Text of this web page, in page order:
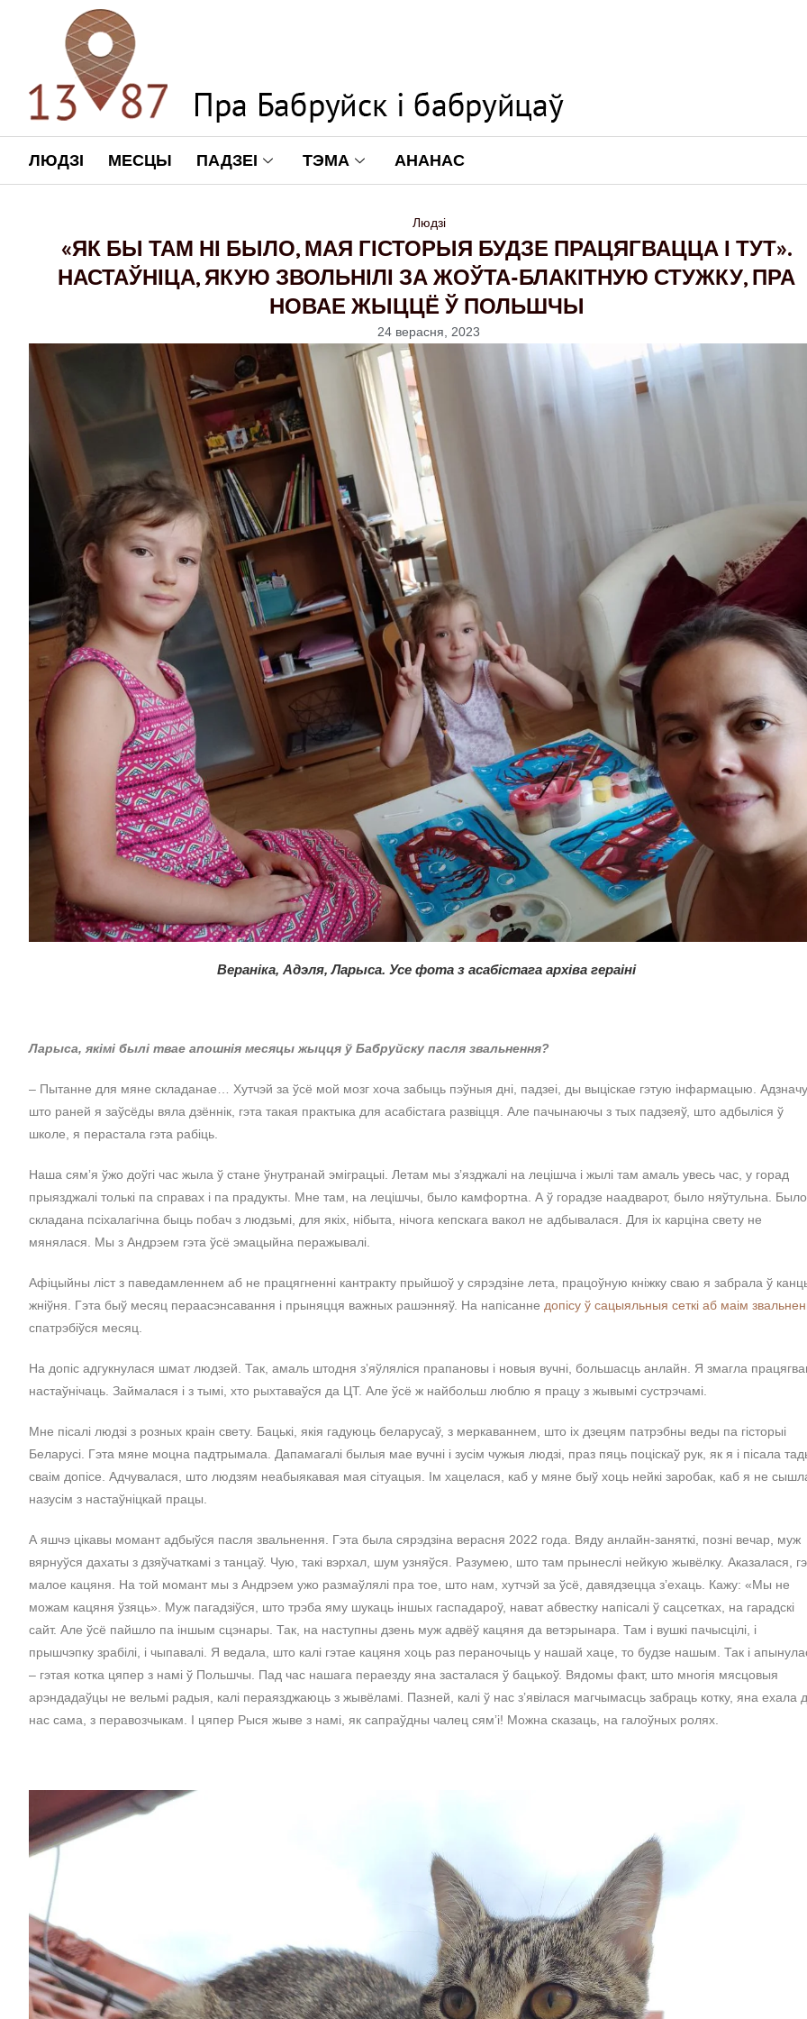
ЛЮДЗІ МЕСЦЫ ПАДЗЕІ ТЭМА АНАНАС
Людзі
«ЯК БЫ ТАМ НІ БЫЛО, МАЯ ГІСТОРЫЯ БУДЗЕ ПРАЦЯГВАЦЦА І ТУТ».
НАСТАЎНІЦА, ЯКУЮ ЗВОЛЬНІЛІ ЗА ЖОЎТА-БЛАКІТНУЮ СТУЖКУ, ПРА
НОВАЕ ЖЫЦЦЁ Ў ПОЛЬШЧЫ
24 верасня, 2023
Вераніка, Адэля, Ларыса. Усе фота з асабістага архіва гераіні
Ларыса, якімі былі твае апошнія месяцы жыцця ў Бабруйску пасля звальнення?
– Пытанне для мяне складанае… Хутчэй за ўсё мой мозг хоча забыць пэўныя дні, падзеі, ды выціскае гэтую інфармацыю. Адзначу,
што раней я заўсёды вяла дзённік, гэта такая практыка для асабістага развіцця. Але пачынаючы з тых падзеяў, што адбыліся ў
школе, я перастала гэта рабіць.
Наша сямʼя ўжо доўгі час жыла ў стане ўнутранай эміграцыі. Летам мы зʼязджалі на лецішча і жылі там амаль увесь час, у горад
прыязджалі толькі па справах і па прадукты. Мне там, на лецішчы, было камфортна. А ў горадзе наадварот, было няўтульна. Было
складана псіхалагічна быць побач з людзьмі, для якіх, нібыта, нічога кепскага вакол не адбывалася. Для іх карціна свету не
мянялася. Мы з Андрэем гэта ўсё эмацыйна перажывалі.
Афіцыйны ліст з паведамленнем аб не працягненні кантракту прыйшоў у сярэдзіне лета, працоўную кніжку сваю я забрала ў
жніўня. Гэта быў месяц пераасэнсавання і прыняцця важных рашэнняў. На напісанне допісу ў сацыяльныя сеткі аб маім
спатрэбіўся месяц.
На допіс адгукнулася шмат людзей. Так, амаль штодня зʼяўляліся прапановы і новыя вучні, большасць анлайн. Я змагла
настаўнічаць. Займалася і з тымі, хто рыхтаваўся да ЦТ. Але ўсё ж найбольш люблю я працу з жывымі сустрэчамі.
Мне пісалі людзі з розных краін свету. Бацькі, якія гадуюць беларусаў, з меркаваннем, што іх дзецям патрэбны веды па гісторыі
Беларусі. Гэта мяне моцна падтрымала. Дапамагалі былыя мае вучні і зусім чужыя людзі, праз пяць поціскаў рук, як я і пісала
сваім допісе. Адчувалася, што людзям неабыякавая мая сітуацыя. Ім хацелася, каб у мяне быў хоць нейкі заробак, каб я не
назусім з настаўніцкай працы.
А яшчэ цікавы момант адбыўся пасля звальнення. Гэта была сярэдзіна верасня 2022 года. Вяду анлайн-заняткі, позні вечар, муж
вярнуўся дахаты з дзяўчаткамі з танцаў. Чую, такі вэрхал, шум узняўся. Разумею, што там прынеслі нейкую жывёлку. Аказалася,
малое кацяня. На той момант мы з Андрэем ужо размаўлялі пра тое, што нам, хутчэй за ўсё, давядзецца зʼехаць. Кажу: «Мы не
можам кацяня ўзяць». Муж пагадзіўся, што трэба яму шукаць іншых гаспадароў, нават абвестку напісалі ў сацсетках, на гарадскі
сайт. Але ўсё пайшло па іншым сцэнары. Так, на наступны дзень муж адвёў кацяня да ветэрынара. Там і вушкі пачысцілі, і
прышчэпку зрабілі, і чыпавалі. Я ведала, што калі гэтае кацяня хоць раз пераночыць у нашай хаце, то будзе нашым. Так і
– гэтая котка цяпер з намі ў Польшчы. Пад час нашага пераезду яна засталася ў бацькоў. Вядомы факт, што многія мясцовыя
арэндадаўцы не вельмі радыя, калі пераязджаюць з жывёламі. Пазней, калі ў нас зʼявілася магчымасць забраць котку, яна ехала
нас сама, з перавозчыкам. І цяпер Рыся жыве з намі, як сапраўдны чалец сямʼі! Можна сказаць, на галоўных ролях.